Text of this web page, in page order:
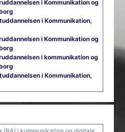
i Kommunikation og
i Kommunikation,
i Kommunikation og
i kommunikation og
i Kommunikation,